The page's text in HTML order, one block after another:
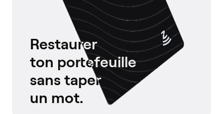
Restaurer
ton portefeuille
sans taper
un mot.